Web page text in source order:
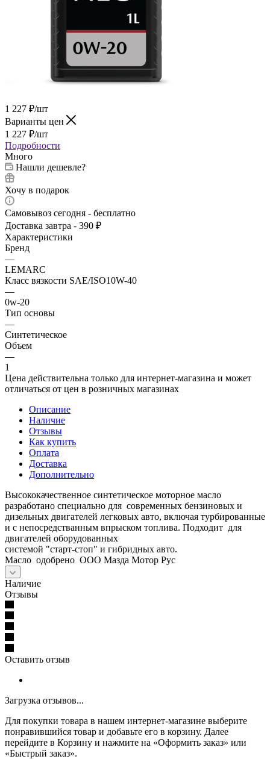
1 227 ₽/шт
Варианты цен
1 227 ₽/шт
Подробности
Много
Нашли дешевле?
Хочу в подарок
Самовывоз сегодня - бесплатно
Доставка завтра - 390 ₽
Характеристики
Бренд
—
LEMARC
Класс вязкости SAE/ISO10W-40
—
0w-20
Тип основы
—
Синтетическое
Объем
—
1
Цена действительна только для интернет-магазина и может
отличаться от цен в розничных магазинах
Описание
Наличие
Отзывы
Как купить
Оплата
Доставка
Дополнительно
Высококачественное синтетическое моторное масло
разработано специально для современных бензиновых и
дизельных двигателей легковых авто, включая турбированные
и с непосредстванным впрыском топлива. Подходит для
двигателей оборудованных
системой "старт-стоп" и гибридных авто.
Масло одобрено ООО Мазда Мотор Рус
Наличие
Отзывы
Оставить отзыв
Загрузка отзывов...
Для покупки товара в нашем интернет-магазине выберите
понравившийся товар и добавьте его в корзину. Далее
перейдите в Корзину и нажмите на «Оформить заказ» или
«Быстрый заказ».